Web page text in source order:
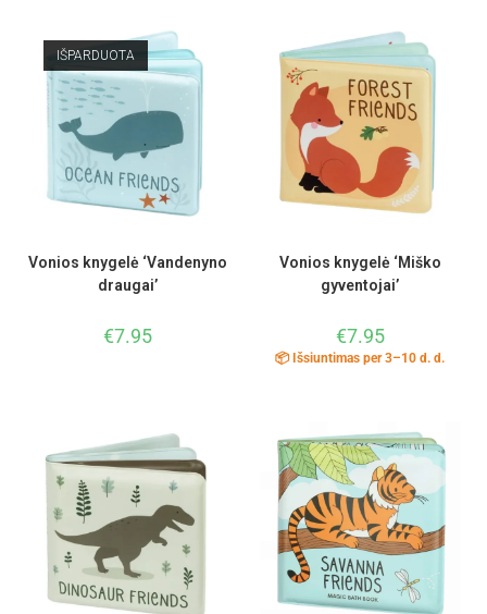
IŠPARDUOTA
Vonios knygelė ‘Vandenyno
draugai’
€7.95
Vonios knygelė ‘Miško
gyventojai’
€7.95
📦 Išsiuntimas per 3–10 d. d.